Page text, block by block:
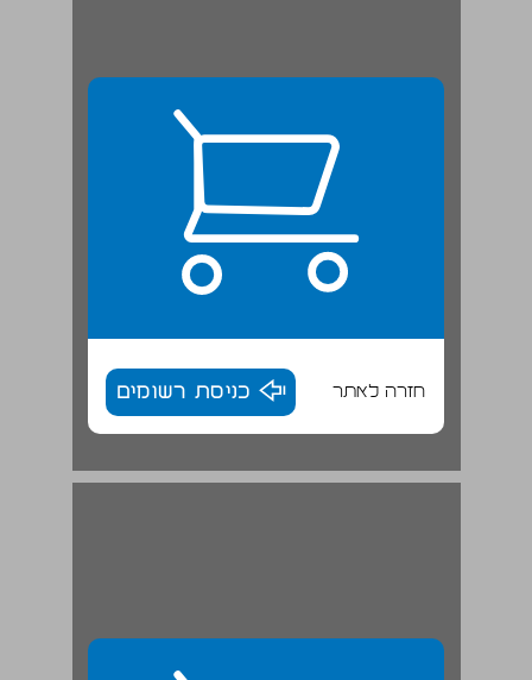
חזרה לאתר כניסת רשומים